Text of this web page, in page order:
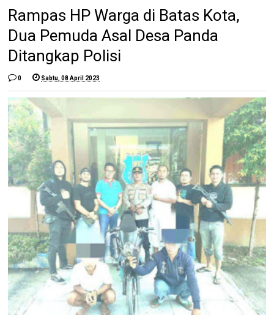
Rampas HP Warga di Batas Kota,
Dua Pemuda Asal Desa Panda
Ditangkap Polisi
0 Sabtu, 08 April 2023